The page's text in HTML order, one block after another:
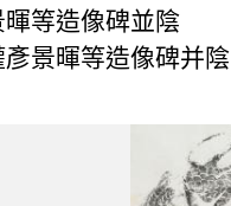
等造像碑並陰
景暉等造像碑并陰